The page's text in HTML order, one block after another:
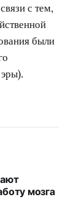
с тем,
были
мозга